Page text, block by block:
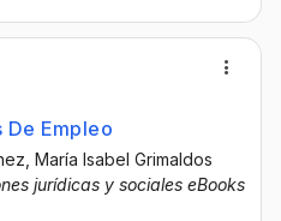
De Empleo
, María Isabel Grimaldos
jurídicas y sociales eBooks